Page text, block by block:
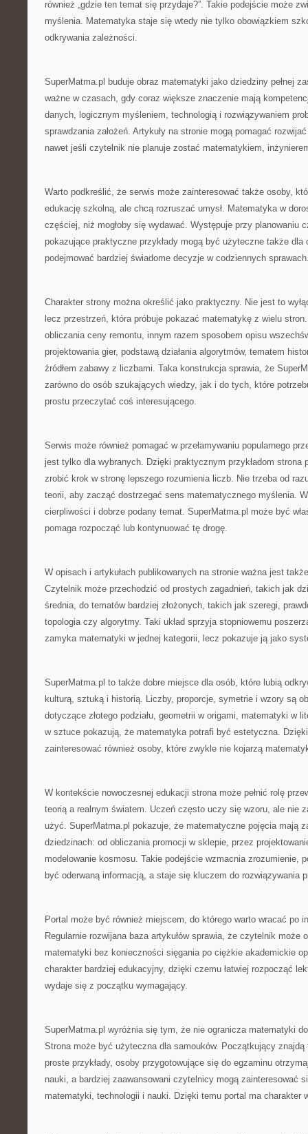
również „gdzie ten temat się przydaje?”. Takie podejście może
myślenia. Matematyka staje się wtedy nie tylko obowiązkiem
odkrywania zależności.
SuperMatma.pl buduje obraz matematyki jako dziedziny pełnej
ważne w czasach, gdy coraz większe znaczenie mają
danych, logicznym myśleniem, technologią i rozwiązywaniem
sprawdzania założeń. Artykuły na stronie mogą pomagać
nawet jeśli czytelnik nie planuje zostać matematykiem,
Warto podkreślić, że serwis może zainteresować także osoby,
edukację szkolną, ale chcą rozruszać umysł. Matematyka w
częściej, niż mogłoby się wydawać. Występuje przy planowaniu
pokazujące praktyczne przykłady mogą być użyteczne także
podejmować bardziej świadome decyzje w codziennych
Charakter strony można określić jako praktyczny. Nie jest to
lecz przestrzeń, która próbuje pokazać matematykę z wielu
obliczania ceny remontu, innym razem sposobem opisu
projektowania gier, podstawą działania algorytmów, tematem
źródłem zabawy z liczbami. Taka konstrukcja sprawia, że
zarówno do osób szukających wiedzy, jak i do tych, które
prostu przeczytać coś interesującego.
Serwis może również pomagać w przełamywaniu popularnego
jest tylko dla wybranych. Dzięki praktycznym przykładom strona
zrobić krok w stronę lepszego rozumienia liczb. Nie trzeba od
teorii, aby zacząć dostrzegać sens matematycznego myślenia.
cierpliwości i dobrze podany temat. SuperMatma.pl może być
pomaga rozpocząć lub kontynuować tę drogę.
W opisach i artykułach publikowanych na stronie ważna jest
Czytelnik może przechodzić od prostych zagadnień, takich jak
średnia, do tematów bardziej złożonych, takich jak szeregi,
topologia czy algorytmy. Taki układ sprzyja stopniowemu
zamyka matematyki w jednej kategorii, lecz pokazuje ją jako
SuperMatma.pl to także dobre miejsce dla osób, które lubią
kulturą, sztuką i historią. Liczby, proporcje, symetrie i wzory są
dotyczące złotego podziału, geometrii w origami, matematyki w
w sztuce pokazują, że matematyka potrafi być estetyczna.
zainteresować również osoby, które zwykle nie kojarzą
W kontekście nowoczesnej edukacji strona może pełnić rolę
teorią a realnym światem. Uczeń często uczy się wzoru, ale nie
użyć. SuperMatma.pl pokazuje, że matematyczne pojęcia mają
dziedzinach: od obliczania promocji w sklepie, przez
modelowanie kosmosu. Takie podejście wzmacnia zrozumienie,
być oderwaną informacją, a staje się kluczem do rozwiązywania
Portal może być również miejscem, do którego warto wracać po
Regularnie rozwijana baza artykułów sprawia, że czytelnik może
matematyki bez konieczności sięgania po ciężkie akademickie
charakter bardziej edukacyjny, dzięki czemu łatwiej rozpocząć
wydaje się z początku wymagający.
SuperMatma.pl wyróżnia się tym, że nie ogranicza matematyki
Strona może być użyteczna dla samouków. Początkujący znajdą
proste przykłady, osoby przygotowujące się do egzaminu
nauki, a bardziej zaawansowani czytelnicy mogą zainteresować
matematyki, technologii i nauki. Dzięki temu portal ma charakter